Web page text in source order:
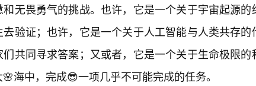
无畏勇气的挑战。也许，它是一个关于宇宙起源
验证；也许，它是一个关于人工智能与人类共存的
共同寻求答案；又或者，它是一个关于生命极限的
海中，完成😎一项几乎不可能完成的任务。